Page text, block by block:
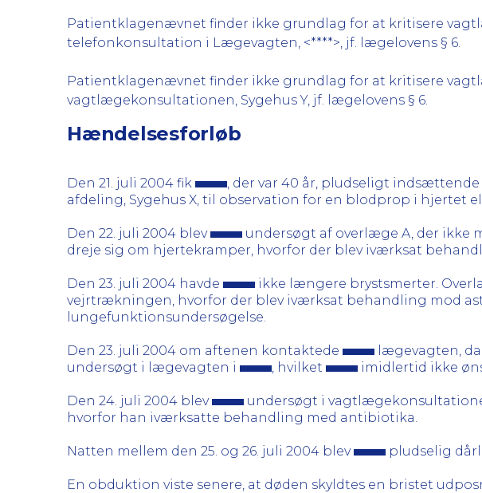
Patientklagenævnet finder ikke grundlag for at kritisere
telefonkonsultation i Lægevagten, <****>, jf. lægelovens § 6.
Patientklagenævnet finder ikke grundlag for at kritisere
vagtlægekonsultationen, Sygehus Y, jf. lægelovens § 6.
Hændelsesforløb
Den 21. juli 2004 fik
, der var 40 år, pludseligt
afdeling, Sygehus X, til observation for en blodprop i hjertet
Den 22. juli 2004 blev
undersøgt af overlæge A, der ikke
dreje sig om hjertekramper, hvorfor der blev iværksat
Den 23. juli 2004 havde
ikke længere brystsmerter.
vejrtrækningen, hvorfor der blev iværksat behandling mod
lungefunktionsundersøgelse.
Den 23. juli 2004 om aftenen kontaktede
lægevagten,
undersøgt i lægevagten i
, hvilket imidlertid ikke
Den 24. juli 2004 blev
undersøgt i
hvorfor han iværksatte behandling med antibiotika.
Natten mellem den 25. og 26. juli 2004 blev pludselig
En obduktion viste senere, at døden skyldtes en bristet